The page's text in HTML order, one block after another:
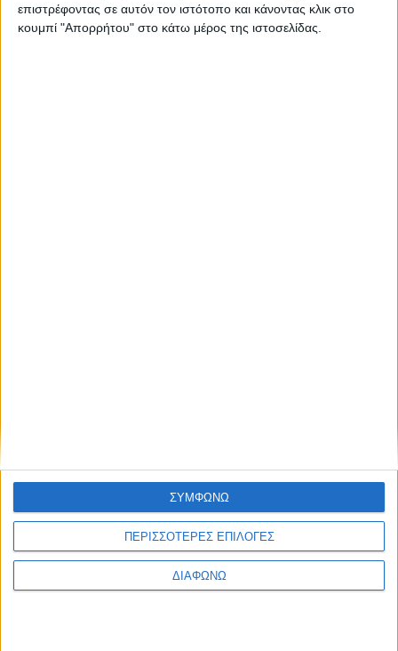
επιστρέφοντας σε αυτόν τον ιστότοπο και κάνοντας κλικ στο
κουμπί "Απορρήτου" στο κάτω μέρος της ιστοσελίδας.
ΠΕΡΙΣΣΟΤΕΡΕΣ ΕΠΙΛΟΓΕΣ
ΔΙΑΦΩΝΩ
ΣΥΜΦΩΝΩ